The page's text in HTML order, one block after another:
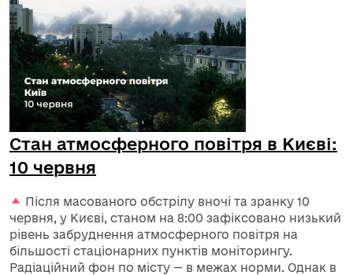
Стан атмосферного повітря в Києві:
10 червня
Після масованого обстрілу вночі та зранку 10
червня, у Києві, станом на 8:00 зафіксовано низький
рівень забруднення атмосферного повітря на
більшості стаціонарних пунктів моніторингу.
Радіаційний фон по місту — в межах норми. Однак в